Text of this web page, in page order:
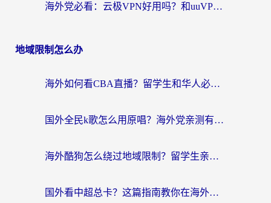
海外党必看：云极VPN好用吗？和uuVPN对比哪个回国效果更好？附真实体验+避坑指南
地域限制怎么办
海外如何看CBA直播？留学生和华人必看的无卡顿观赛指南
国外全民k歌怎么用原唱？海外党亲测有效的回国加速解决方案
海外酷狗怎么绕过地域限制？留学生亲测有效的回国加速器选择指南
国外看中超总卡？这篇指南教你在海外流畅看体育赛事+中文解说（附避坑技巧）